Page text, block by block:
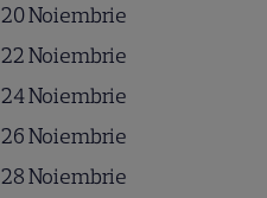
20 Noiembrie
22 Noiembrie
24 Noiembrie
26 Noiembrie
28 Noiembrie